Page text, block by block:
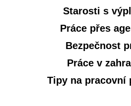
Starosti s
Práce přes
Bezpečnost
Práce v
Tipy na pracovní